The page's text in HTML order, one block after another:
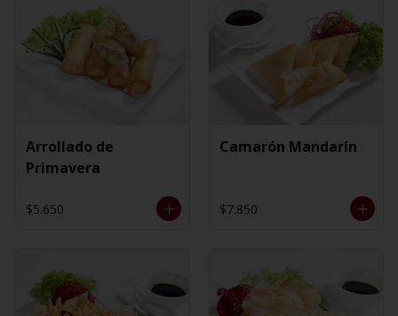
Arrollado de
Primavera
$5.650
Camarón Mandarín
$7.850